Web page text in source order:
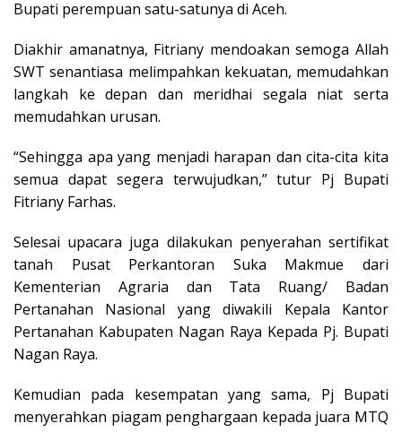
Bupati perempuan satu-satunya di Aceh.
Diakhir amanatnya, Fitriany mendoakan semoga Allah
SWT senantiasa melimpahkan kekuatan, memudahkan
langkah ke depan dan meridhai segala niat serta
memudahkan urusan.
“Sehingga apa yang menjadi harapan dan cita-cita kita
semua dapat segera terwujudkan,” tutur Pj Bupati
Fitriany Farhas.
Selesai upacara juga dilakukan penyerahan sertifikat
tanah Pusat Perkantoran Suka Makmue dari
Kementerian Agraria dan Tata Ruang/ Badan
Pertanahan Nasional yang diwakili Kepala Kantor
Pertanahan Kabupaten Nagan Raya Kepada Pj. Bupati
Nagan Raya.
Kemudian pada kesempatan yang sama, Pj Bupati
menyerahkan piagam penghargaan kepada juara MTQ